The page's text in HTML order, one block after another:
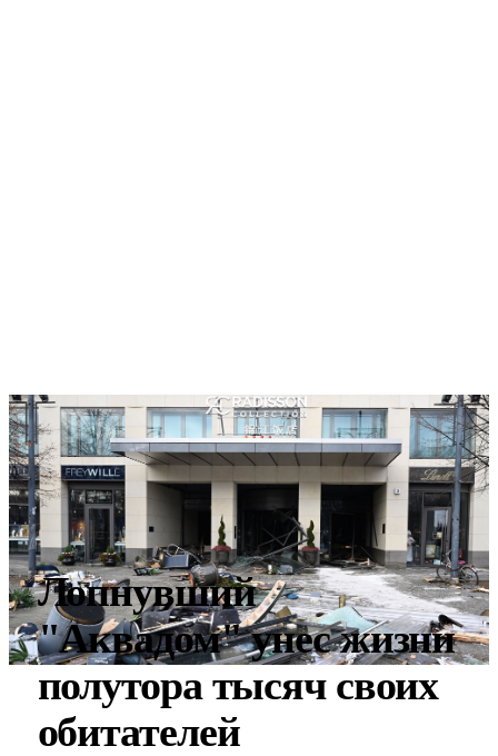
Лопнувший
"Аквадом" унес жизни
полутора тысяч своих
обитателей